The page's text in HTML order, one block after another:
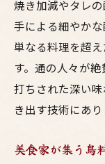
焼き加減やタレ
手による細やかな
単なる料理を超
す。通の人々が
打ちされた深い
き出す技術にあり
美食家が集う鳥